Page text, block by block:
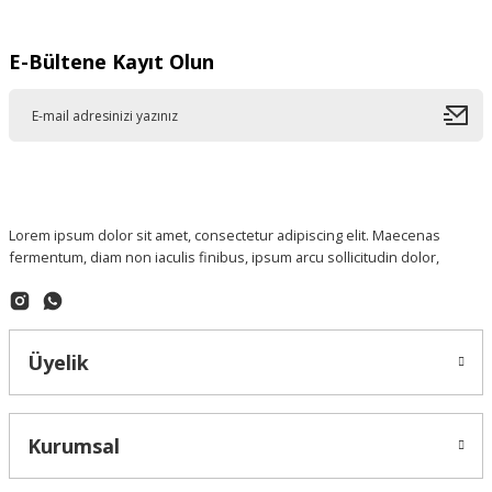
E-Bültene Kayıt Olun
Lorem ipsum dolor sit amet, consectetur adipiscing elit. Maecenas
fermentum, diam non iaculis finibus, ipsum arcu sollicitudin dolor,
Üyelik
Kurumsal